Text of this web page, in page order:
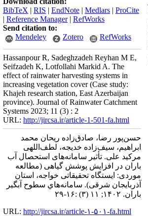
BibTeX | RIS | EndNote | Medlars | ProCite
| Reference Manager| RefWorks
Send citation to:
Mendeley
Zotero RefWorks
Hassanpour R, Sadeghzadeh Reyhan M E,
Seifzadeh K, Lotfollahi Markid A. The
effect of rainwater harvesting systems in
increasing vegetation cover (Case study:
Khajeh research station, East Azerbaijan
province). Journal of Rainwater Catchment
Systems 2023; 11 (3) : 2
URL: http://jircsa.ir/article-1-501-fa.html
حسن‌پور رضا، صادق‌زاده ریحان محمد
ابراهیم، سیف‌زاده خدیجه، لطف‌اللهی
مرکید علی. تأثیر سامانه‌های استحصال آب
باران در افزایش پوشش گیاهی (مطالعه
موردی: ایستگاه تحقیقاتی خواجه، استان
آذربایجان شرقی). سامانه‌هاي سطوح آبگير
باران. ۱۴۰۲; ۱۱ (۳) :۱۶-۲۹
URL: http://jircsa.ir/article-۱-۵۰۱-fa.html